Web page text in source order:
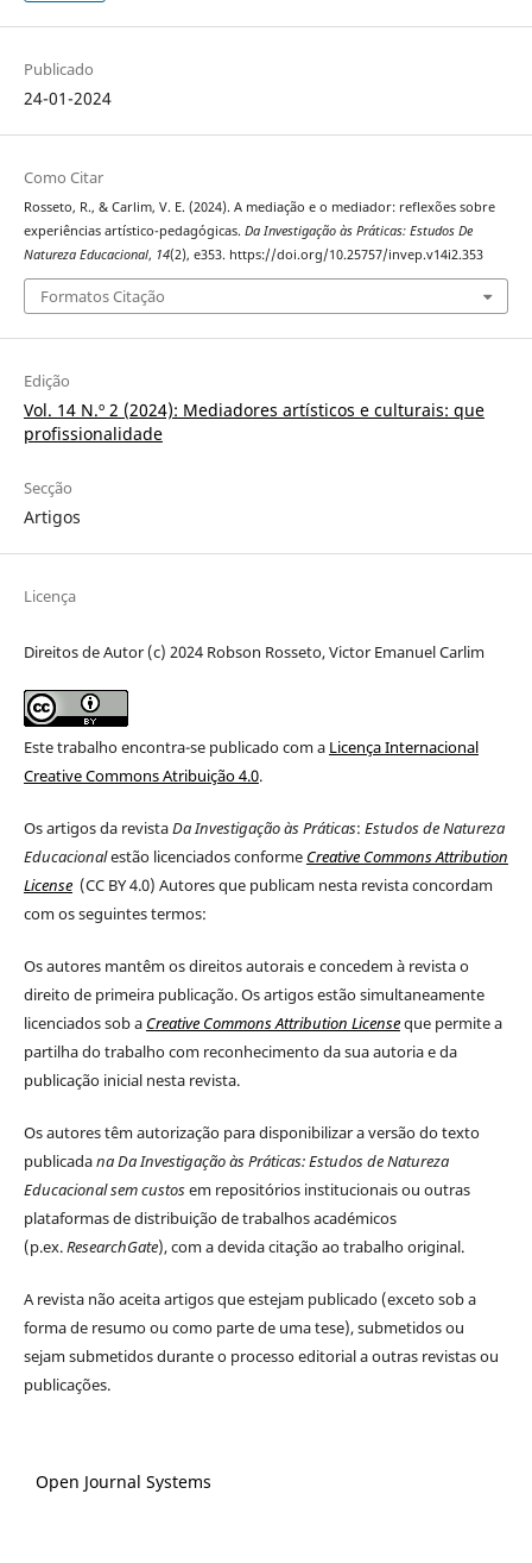
Publicado
24-01-2024
Como Citar
Rosseto, R., & Carlim, V. E. (2024). A mediação e o mediador: reflexões sobre
experiências artístico-pedagógicas. Da Investigação às Práticas: Estudos De
Natureza Educacional, 14(2), e353. https://doi.org/10.25757/invep.v14i2.353
Formatos Citação
Edição
Vol. 14 N.º 2 (2024): Mediadores artísticos e culturais: que
profissionalidade
Secção
Artigos
Licença
Direitos de Autor (c) 2024 Robson Rosseto, Victor Emanuel Carlim
Este trabalho encontra-se publicado com a Licença Internacional
Creative Commons Atribuição 4.0.
Os artigos da revistaDa Investigação às Práticas: Estudos de Natureza
Educacionalestão licenciados conforme Creative Commons Attribution
License (CC BY 4.0) Autores que publicam nesta revista concordam
com os seguintes termos:
Os autores mantêm os direitos autorais e concedem à revista o
direito de primeira publicação. Os artigos estão simultaneamente
licenciados sob a Creative Commons Attribution Licenseque permite a
partilha do trabalho com reconhecimento da sua autoria e da
publicação inicial nesta revista.
Os autores têm autorização para disponibilizar a versão do texto
publicadanaDa Investigação às Práticas:Estudos de Natureza
Educacionalsem custosem repositórios institucionais ou outras
plataformas de distribuição de trabalhos académicos
(p.ex.ResearchGate), com a devida citação ao trabalho original.
A revista não aceita artigos que estejam publicado (exceto sob a
forma de resumo ou como parte de uma tese), submetidos ou
sejam submetidos durante o processo editorial a outras revistas ou
publicações.
Open Journal Systems